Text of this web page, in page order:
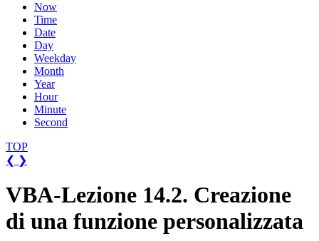
Now
Time
Date
Day
Weekday
Month
Year
Hour
Minute
Second
TOP
❮ ❯
VBA-Lezione 14.2. Creazione
di una funzione personalizzata